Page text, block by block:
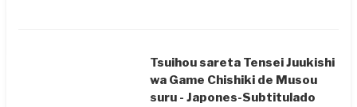
Tsuihou sareta Tensei Juukishi
wa Game Chishiki de Musou
suru - Japones-Subtitulado